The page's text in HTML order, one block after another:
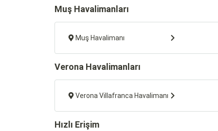
Muş Havalimanları
Muş Havalimanı
Verona Havalimanları
Verona Villafranca Havalimanı
Hızlı Erişim